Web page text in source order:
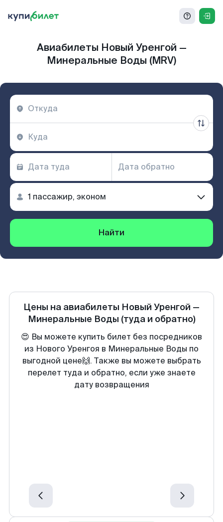
Авиабилеты Новый Уренгой —
Минеральные Воды (MRV)
Найти
Цены на авиабилеты Новый Уренгой —
Минеральные Воды (туда и обратно)
😍 Вы можете купить билет без посредников
из Нового Уренгоя в Минеральные Воды по
выгодной цене🙌. Также вы можете выбрать
перелет туда и обратно, если уже знаете
дату возвращения